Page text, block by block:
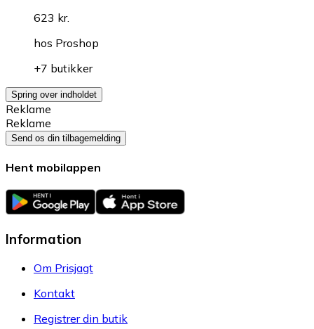
623 kr.
hos Proshop
+7 butikker
Spring over indholdet
Reklame
Reklame
Send os din tilbagemelding
Hent mobilappen
Information
Om Prisjagt
Kontakt
Registrer din butik